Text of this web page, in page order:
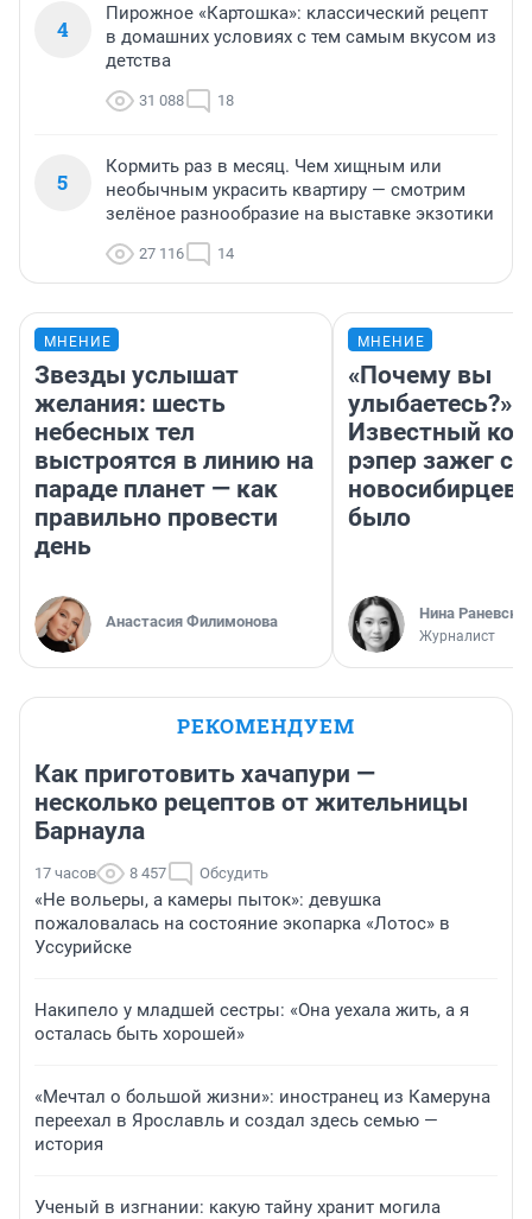
4
Пирожное «Картошка»: классический рецепт
в домашних условиях с тем самым вкусом из
детства
31 088 18
5
Кормить раз в месяц. Чем хищным или
необычным украсить квартиру — смотрим
зелёное разнообразие на выставке экзотики
27 116 14
МНЕНИЕ
Звезды услышат
желания: шесть
небесных тел
выстроятся в линию на
параде планет — как
правильно провести
день
Анастасия Филимонова
МНЕНИЕ
«Почему вы
улыбаетесь?»
Известный
рэпер зажег с
новосибирцев:
было
Нина
Журналист
РЕКОМЕНДУЕМ
Как приготовить хачапури —
несколько рецептов от жительницы
Барнаула
17 часов 8 457 Обсудить
«Не вольеры, а камеры пыток»: девушка
пожаловалась на состояние экопарка «Лотос» в
Уссурийске
Накипело у младшей сестры: «Она уехала жить, а я
осталась быть хорошей»
«Мечтал о большой жизни»: иностранец из Камеруна
переехал в Ярославль и создал здесь семью —
история
Ученый в изгнании: какую тайну хранит могила